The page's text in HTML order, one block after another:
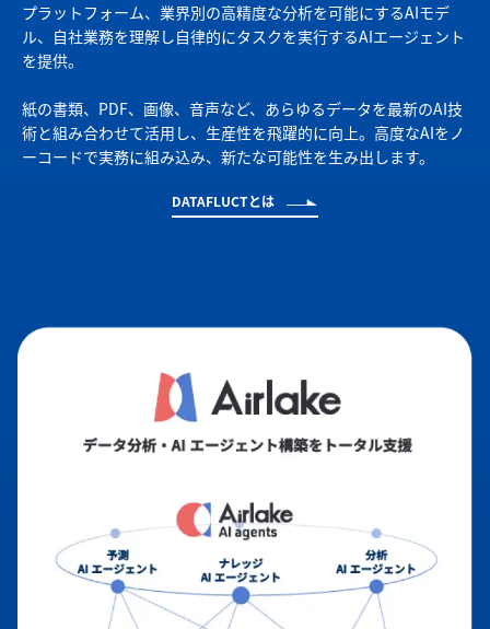
プラットフォーム、業界別の高精度な分析を可能にするAIモデ
ル、自社業務を理解し自律的にタスクを実行するAIエージェント
を提供。
紙の書類、PDF、画像、音声など、あらゆるデータを最新のAI技
術と組み合わせて活用し、生産性を飛躍的に向上。高度なAIをノ
ーコードで実務に組み込み、新たな可能性を生み出します。
DATAFLUCTとは